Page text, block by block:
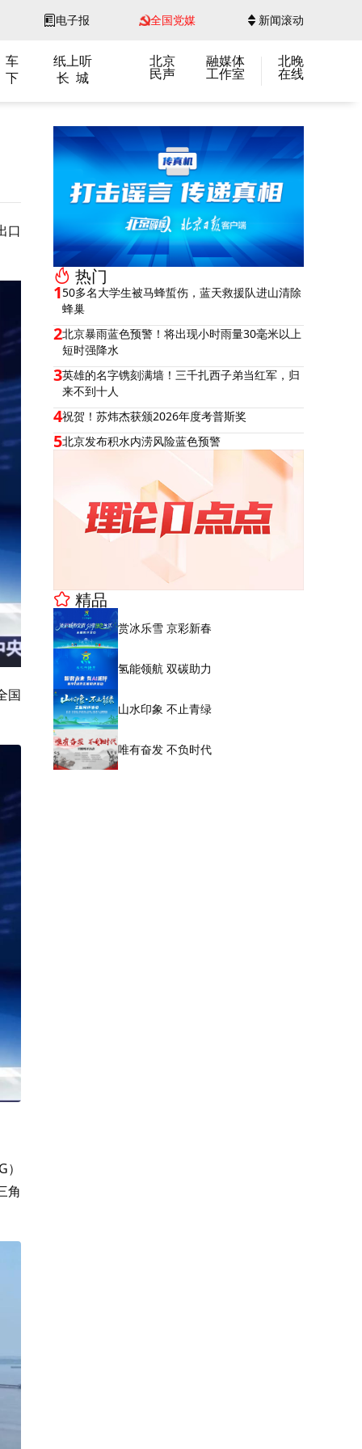
电子报 全国党媒 新闻滚动
车
纸上听
下
长 城
北京
民声
融媒体
工作室
北晚
在线
口
国
角
热门
150多名大学生被马蜂蜇伤，蓝天救援队进山清除
蜂巢
2北京暴雨蓝色预警！将出现小时雨量30毫米以上
短时强降水
3英雄的名字镌刻满墙！三千扎西子弟当红军，归
来不到十人
4祝贺！苏炜杰获颁2026年度考普斯奖
5北京发布积水内涝风险蓝色预警
精品
赏冰乐雪 京彩新春
氢能领航 双碳助力
山水印象 不止青绿
唯有奋发 不负时代